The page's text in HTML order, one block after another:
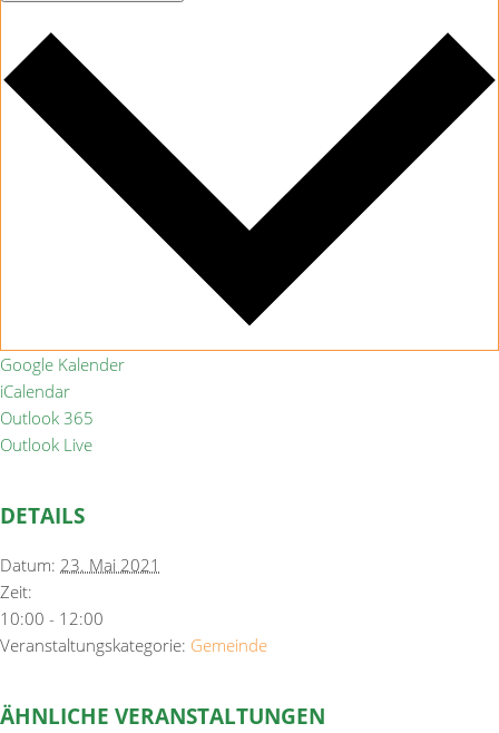
Google Kalender
iCalendar
Outlook 365
Outlook Live
DETAILS
Datum: 23. Mai 2021
Zeit:
10:00 - 12:00
Veranstaltungskategorie: Gemeinde
ÄHNLICHE VERANSTALTUNGEN